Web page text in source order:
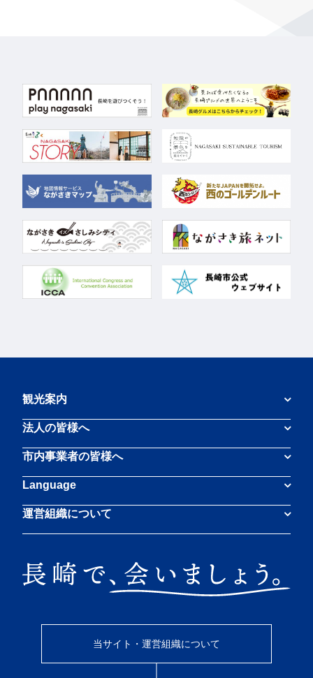
観光案内
法人の皆様へ
市内事業者の皆様へ
Language
運営組織について
当サイト・運営組織について